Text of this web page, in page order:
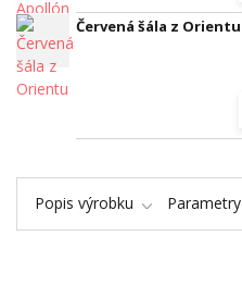
Červená šála z Orientu
Popis výrobku Parametry